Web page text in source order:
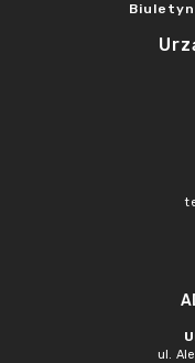
ul.